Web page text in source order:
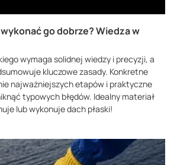
wykonać go dobrze? Wiedza w
wymaga solidnej wiedzy i precyzji, a
kluczowe zasady. Konkretne
najważniejszych etapów i praktyczne
typowych błędów. Idealny materiał
lub wykonuje dach płaski!